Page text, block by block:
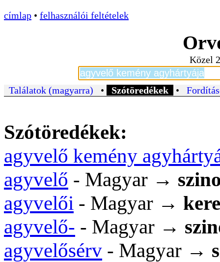
címlap • felhasználói feltételek
Közel
Találatok (magyarra) • Szótöredékek •
Szótöredékek:
agyvelő kemény
agyvelő - Magyar →
agyvelői - Magyar →
agyvelő- - Magyar →
agyvelősérv - Magyar →